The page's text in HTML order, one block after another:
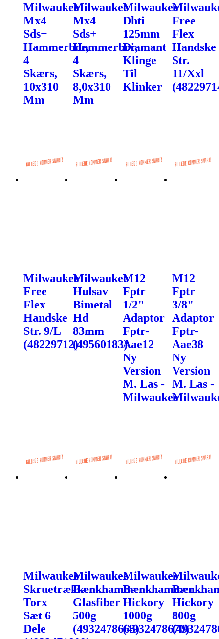
Milwaukee
Mx4
Sds+
Hammerbor,
4
Skærs,
10x310
Mm
Milwaukee
Mx4
Sds+
Hammerbor,
4
Skærs,
8,0x310
Mm
Milwaukee
Dhti
125mm
Diamant
Klinge
Til
Klinker
Free
Flex
Handske
Str.
11/Xxl
Milwaukee
Free
Flex
Handske
Str. 9/L
(48229712)
Milwaukee
Hulsav
Bimetal
Hd
83mm
(49560183)
M12
Fptr
1/2"
Adaptor
Fptr-
Aae12
Ny
Version
M. Las -
Milwaukee
M12
Fptr
3/8"
Adaptor
Fptr-
Aae38
Ny
Version
M. Las -
Milwaukee
Skruetrækker
Torx
Sæt 6
Dele
Milwaukee
Bænkhammer
Glasfiber
500g
(4932478663)
Milwaukee
Bænkhammer
Hickory
1000g
(4932478670)
Hickory
800g